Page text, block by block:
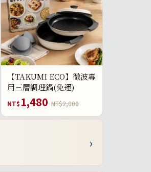
【TAKUMI ECO】微波專
用三層調理鍋(免運)
NT$ 1,480 NT$2,000
›